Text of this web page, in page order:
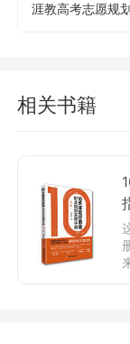
涯教高考志愿规
相关书籍